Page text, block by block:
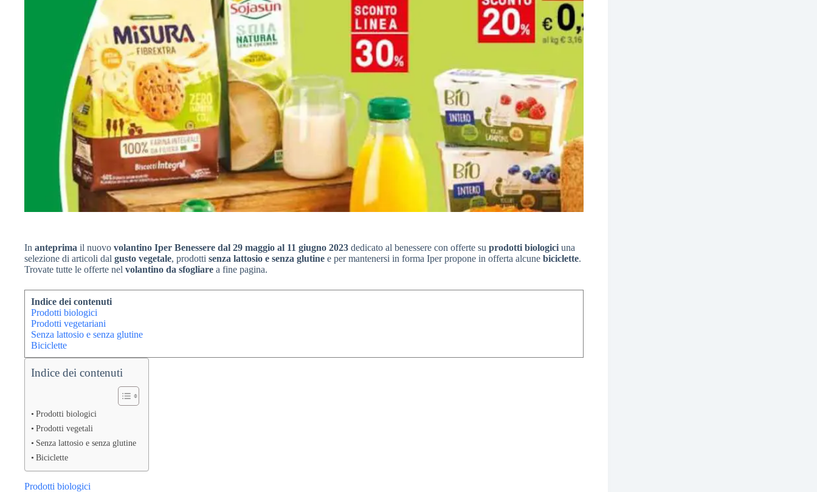
In anteprima il nuovo volantino Iper Benessere dal 29 maggio al 11 giugno 2023 dedicato al benessere con offerte su prodotti biologici una
selezione di articoli dal gusto vegetale, prodotti senza lattosio e senza glutine e per mantenersi in forma Iper propone in offerta alcune biciclette.
Trovate tutte le offerte nel volantino da sfogliare a fine pagina.
Indice dei contenuti
Prodotti biologici
Prodotti vegetariani
Senza lattosio e senza glutine
Biciclette
Indice dei contenuti
Prodotti biologici
Prodotti vegetali
Senza lattosio e senza glutine
Biciclette
Prodotti biologici